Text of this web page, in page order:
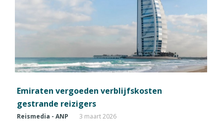
Emiraten vergoeden verblijfskosten
gestrande reizigers
Reismedia - ANP 3 maart 2026